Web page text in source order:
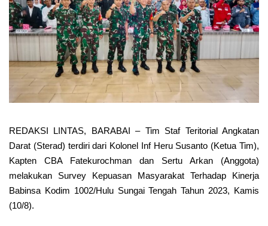
REDAKSI LINTAS, BARABAI – Tim Staf Teritorial Angkatan
Darat (Sterad) terdiri dari Kolonel Inf Heru Susanto (Ketua Tim),
Kapten CBA Fatekurochman dan Sertu Arkan (Anggota)
melakukan Survey Kepuasan Masyarakat Terhadap Kinerja
Babinsa Kodim 1002/Hulu Sungai Tengah Tahun 2023, Kamis
(10/8).